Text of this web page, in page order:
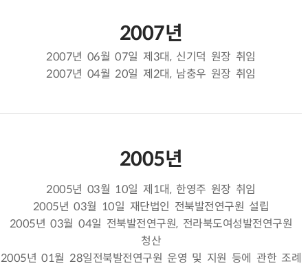
2007년
2007년 06월 07일 제3대, 신기덕 원장 취임
2007년 04월 20일 제2대, 남충우 원장 취임
2005년
2005년 03월 10일 제1대, 한영주 원장 취임
2005년 03월 10일 재단법인 전북발전연구원 설립
2005년 03월 04일 전북발전연구원, 전라북도여성발전연구원
청산
2005년 01월 28일전북발전연구원 운영 및 지원 등에 관한 조례